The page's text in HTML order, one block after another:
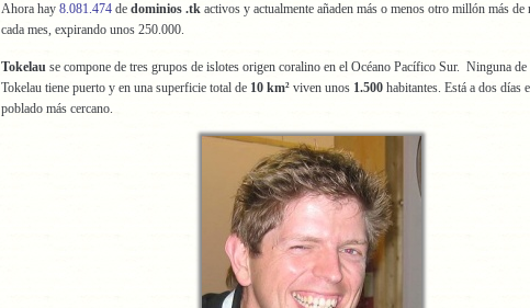
Ahora hay 8.081.474 de dominios .tk activos y actualmente añaden más o menos otro millón más
cada mes, expirando unos 250.000.
Tokelau se compone de tres grupos de islotes origen coralino en el Océano Pacífico Sur. Ninguna de
Tokelau tiene puerto y en una superficie total de 10 km² viven unos 1.500 habitantes. Está a dos días
poblado más cercano.